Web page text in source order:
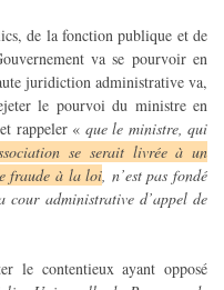
de la fonction publique et de
va se pourvoir en
juridiction administrative va,
le pourvoi du ministre en
rappeler «que le ministre, qui
se serait livrée à un
fraude à la loi , n’est pas fondé
cour administrative d’appel de
le contentieux ayant opposé